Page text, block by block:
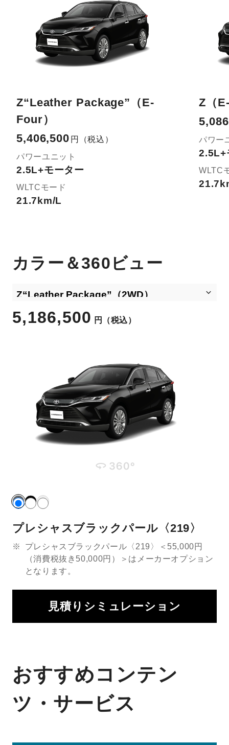
Z“Leather Package”（E-
Four）
5,406,500 円
（税込）
パワーユニット
2.5L+モーター
WLTCモード
21.7km/L
Z（
パワー
2.5L+
WLTC
カラー＆360ビュー
5,186,500 円 （税込）
プレシャスブラックパール〈219〉
※
プレシャスブラックパール〈219〉＜55,000円
（消費税抜き50,000円）＞はメーカーオプション
となります。
見積りシミュレーション
おすすめコンテン
ツ・サービス